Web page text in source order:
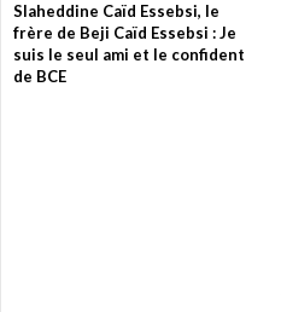
Slaheddine Caïd Essebsi, le
frère de Beji Caïd Essebsi : Je
suis le seul ami et le confident
de BCE